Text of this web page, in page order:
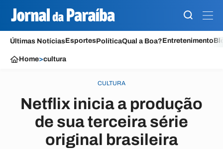
Últimas NotíciasEsportesPolíticaQual a Boa?Entretenimento
Home>cultura
CULTURA
Netflix inicia a produção
de sua terceira série
original brasileira